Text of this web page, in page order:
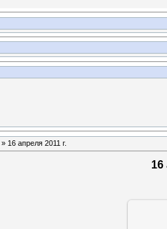
» 16 апреля 2011 г.
16